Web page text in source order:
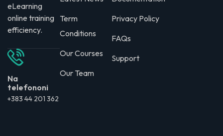
eLearning
online training
efficiency.
Na
telefononi
+383 44 201 362
Term
Conditions
Our Courses
Our Team
Privacy Policy
FAQs
Support